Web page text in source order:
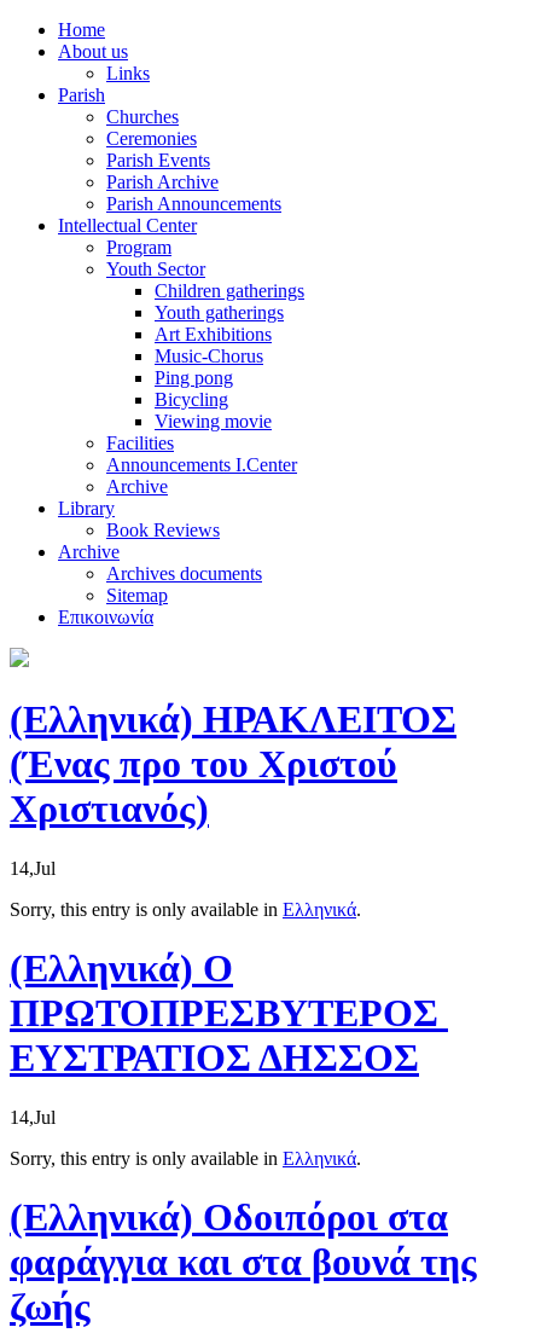
Home
About us
Links
Parish
Churches
Ceremonies
Parish Events
Parish Archive
Parish Announcements
Intellectual Center
Program
Youth Sector
Children gatherings
Youth gatherings
Art Exhibitions
Music-Chorus
Ping pong
Bicycling
Viewing movie
Facilities
Announcements I.Center
Archive
Library
Book Reviews
Archive
Archives documents
Sitemap
Επικοινωνία
(Ελληνικά) ΗΡΑΚΛΕΙΤΟΣ
(Ένας προ του Χριστού
Χριστιανός)
14,Jul
Sorry, this entry is only available in Ελληνικά.
(Ελληνικά) Ο
ΠΡΩΤΟΠΡΕΣΒΥΤΕΡΟΣ
ΕΥΣΤΡΑΤΙΟΣ ΔΗΣΣΟΣ
14,Jul
Sorry, this entry is only available in Ελληνικά.
(Ελληνικά) Οδοιπόροι στα
φαράγγια και στα βουνά της
ζωής